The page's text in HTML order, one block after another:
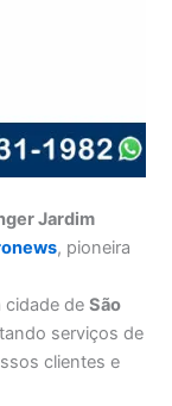
Jardim
, pioneira
cidade deSão
serviços de
clientes e